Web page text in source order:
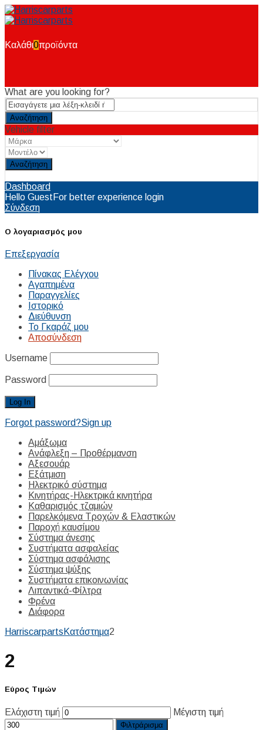
Καλάθι0προϊόντα
What are you looking for?
Vehicle filter
Dashboard
Hello Guest For better experience login
Σύνδεση
Ο λογαριασμός μου
Επεξεργασία
Πίνακας Ελέγχου
Αγαπημένα
Παραγγελίες
Ιστορικό
Διεύθυνση
Το Γκαράζ μου
Αποσύνδεση
Username
Password
Forgot password?Sign up
Αμάξωμα
Ανάφλεξη – Προθέρμανση
Αξεσουάρ
Εξάτμιση
Ηλεκτρικό σύστημα
Κινητήρας-Ηλεκτρικά κινητήρα
Καθαρισμός τζαμιών
Παρελκόμενα Τροχών & Ελαστικών
Παροχή καυσίμου
Σύστημα άνεσης
Συστήματα ασφαλείας
Σύστημα ασφάλισης
Σύστημα ψύξης
Συστήματα επικοινωνίας
Λιπαντικά-Φίλτρα
Φρένα
Διάφορα
Harriscarparts Κατάστημα2
2
Εύρος Τιμών
Ελάχιστη τιμή Μέγιστη τιμή
Φιλτράρισμα